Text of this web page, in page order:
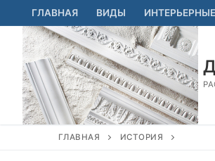
Перейти
к
содержимому
ГЛАВНАЯ ВИДЫ
ГЛАВНАЯ ИСТОРИЯ